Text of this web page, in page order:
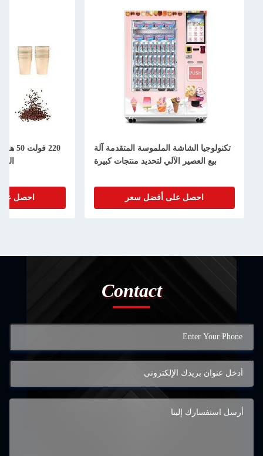
تكنولوجيا الشاشة الملموسة المتقدمة آلة
بيع العصير الآلي لتحديد منتجات كبيرة
احصل على أفضل سعر
220
احصل
Contact